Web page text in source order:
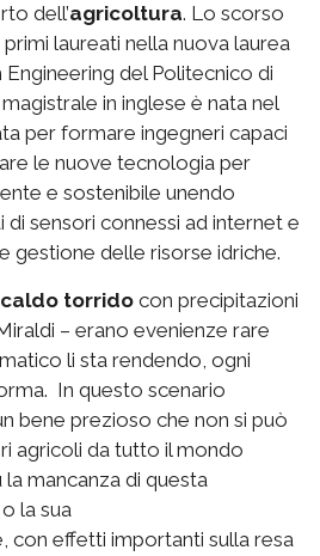
dell’agricoltura. Lo scorso
laureati nella nuova laurea
del Politecnico di
in inglese è nata nel
per formare ingegneri capaci
le nuove tecnologia per
e sostenibile unendo
sensori connessi ad internet e
gestione delle risorse idriche.
caldo torrido con precipitazioni
– erano evenienze rare
li sta rendendo, ogni
In questo scenario
bene prezioso che non si può
agricoli da tutto il mondo
mancanza di questa
la sua
con effetti importanti sulla resa